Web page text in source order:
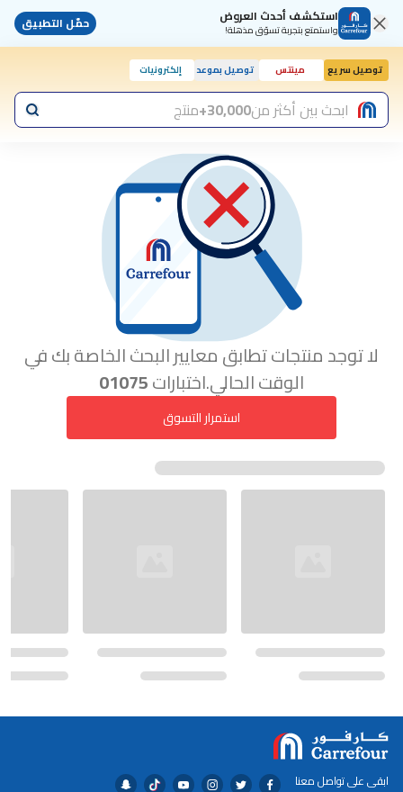
استكشف أحدث العروض
واستمتع بتجربة تسوّق مذهلة! حمّل التطبيق
توصيل سريع مينتس توصيل بموعد إلكترونيات
ابحث بين أكثر من30,000+ منتج
لا توجد منتجات تطابق معايير البحث الخاصة بك في
الوقت الحالي.اختبارات01075
استمرار التسوق
ابقى على تواصل معنا